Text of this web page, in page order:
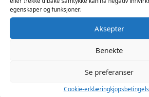
egenskaper og funksjoner.
Aksepter
Benekte
Se preferanser
Cookie-erklæring
• Platelengde: 12,06 cm
• Platebredde: 12,06 cm på det
• Avstand mellom toppboltene: 6,35 cm
• Materialer: Aluminium og akryl
Legg I Handlekurv